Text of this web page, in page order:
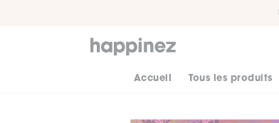
Accueil Tous les produits